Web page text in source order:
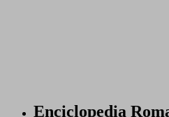
Enciclopedia